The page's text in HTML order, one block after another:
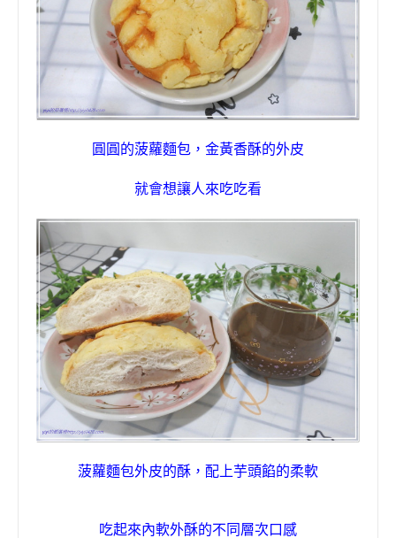
圓圓的菠蘿麵包，金黃香酥的外皮
就會想讓人來吃吃看
菠蘿麵包外皮的酥，配上芋頭餡的柔軟
吃起來內軟外酥的不同層次口感